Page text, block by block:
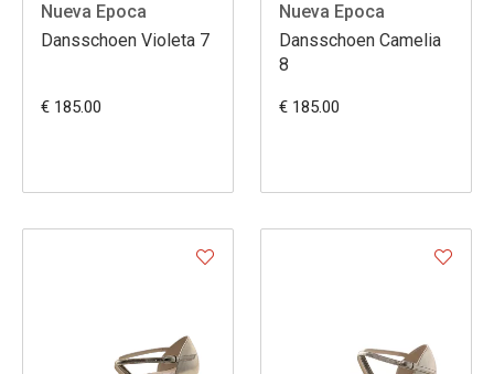
Nueva Epoca
Dansschoen Violeta 7
€ 185.00
Nueva Epoca
Dansschoen Camelia
8
€ 185.00